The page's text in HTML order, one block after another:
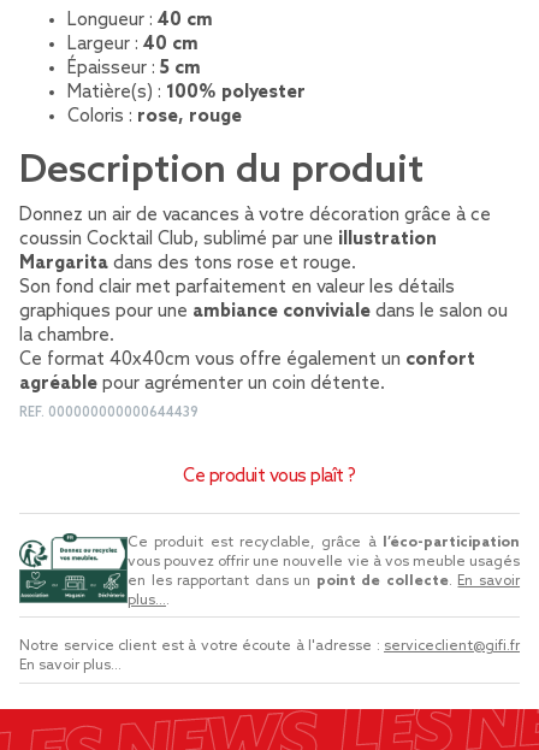
Longueur : 40 cm
Largeur : 40 cm
Épaisseur : 5 cm
Matière(s) : 100% polyester
Coloris : rose, rouge
Description du produit
Donnez un air de vacances à votre décoration grâce à ce
coussin Cocktail Club, sublimé par une illustration
Margarita dans des tons rose et rouge.
Son fond clair met parfaitement en valeur les détails
graphiques pour une ambiance conviviale dans le salon ou
la chambre.
Ce format 40x40cm vous offre également un confort
agréable pour agrémenter un coin détente.
REF. 000000000000644439
Ce produit vous plaît ?
Ce produit est recyclable, grâce à
l’éco-participation
vous pouvez offrir une nouvelle vie à vos meuble usagés
en les rapportant dans un point de collecte. En savoir
plus....
Notre service client est à votre écoute à l'adresse : serviceclient@gifi.fr
En savoir plus...